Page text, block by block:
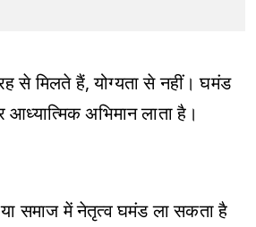
से मिलते हैं, योग्यता से नहीं। घमंड
अभिमान लाता है।
समाज में नेतृत्व घमंड ला सकता है